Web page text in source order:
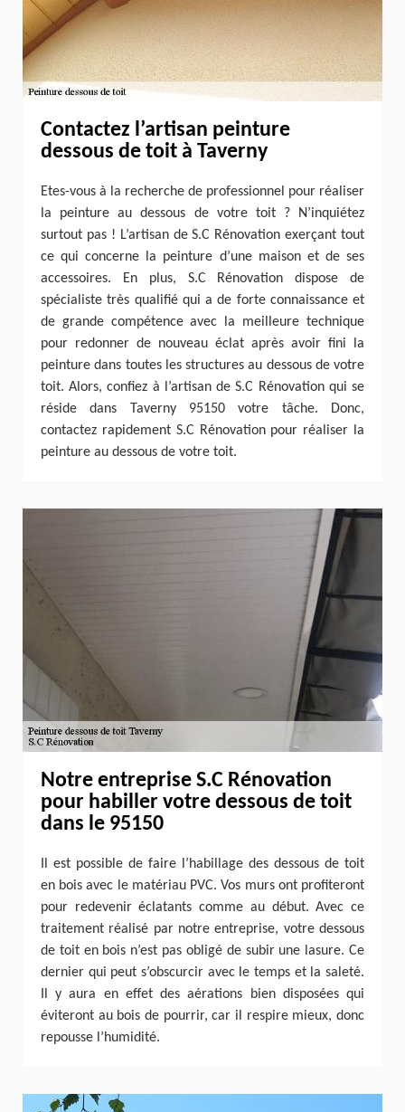
Contactez l’artisan peinture
dessous de toit à Taverny
Etes-vous à la recherche de professionnel pour réaliser
la peinture au dessous de votre toit ? N’inquiétez
surtout pas ! L’artisan de S.C Rénovation exerçant tout
ce qui concerne la peinture d’une maison et de ses
accessoires. En plus, S.C Rénovation dispose de
spécialiste très qualifié qui a de forte connaissance et
de grande compétence avec la meilleure technique
pour redonner de nouveau éclat après avoir fini la
peinture dans toutes les structures au dessous de votre
toit. Alors, confiez à l’artisan de S.C Rénovation qui se
réside dans Taverny 95150 votre tâche. Donc,
contactez rapidement S.C Rénovation pour réaliser la
peinture au dessous de votre toit.
Notre entreprise S.C Rénovation
pour habiller votre dessous de toit
dans le 95150
Il est possible de faire l’habillage des dessous de toit
en bois avec le matériau PVC. Vos murs ont profiteront
pour redevenir éclatants comme au début. Avec ce
traitement réalisé par notre entreprise, votre dessous
de toit en bois n’est pas obligé de subir une lasure. Ce
dernier qui peut s’obscurcir avec le temps et la saleté.
Il y aura en effet des aérations bien disposées qui
éviteront au bois de pourrir, car il respire mieux, donc
repousse l’humidité.